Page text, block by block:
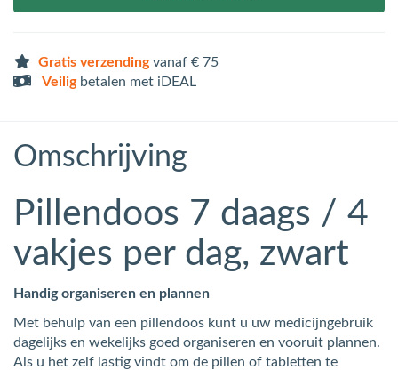
Gratis verzendingvanaf € 75
Veiligbetalen met iDEAL
Omschrijving
Pillendoos 7 daags / 4
vakjes per dag, zwart
Handig organiseren en plannen
Met behulp van een pillendoos kunt u uw medicijngebruik
dagelijks en wekelijks goed organiseren en vooruit plannen.
Als u het zelf lastig vindt om de pillen of tabletten te